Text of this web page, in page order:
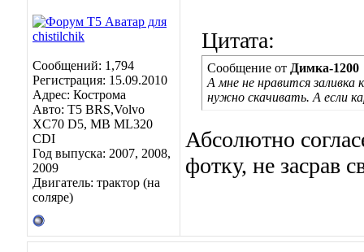
Сообщений: 1,794
Регистрация: 15.09.2010
Адрес: Кострома
Авто: Т5 BRS,Volvo
XC70 D5, МВ ML320
CDI
Год выпуска: 2007, 2008,
2009
Двигатель: трактор (на
соляре)
Цитата:
Сообщение от Димка-1200
А мне не нравится
нужно скачивать. А если
Абсолютно
фотку, не засрав